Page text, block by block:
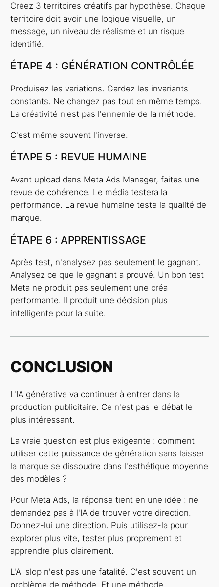
Créez 3 territoires créatifs par hypothèse. Chaque
territoire doit avoir une logique visuelle, un
message, un niveau de réalisme et un risque
identifié.
ÉTAPE 4 : GÉNÉRATION CONTRÔLÉE
Produisez les variations. Gardez les invariants
constants. Ne changez pas tout en même temps.
La créativité n'est pas l'ennemie de la méthode.
C'est même souvent l'inverse.
ÉTAPE 5 : REVUE HUMAINE
Avant upload dans Meta Ads Manager, faites une
revue de cohérence. Le média testera la
performance. La revue humaine teste la qualité de
marque.
ÉTAPE 6 : APPRENTISSAGE
Après test, n'analysez pas seulement le gagnant.
Analysez ce que le gagnant a prouvé. Un bon test
Meta ne produit pas seulement une créa
performante. Il produit une décision plus
intelligente pour la suite.
CONCLUSION
L'IA générative va continuer à entrer dans la
production publicitaire. Ce n'est pas le débat le
plus intéressant.
La vraie question est plus exigeante : comment
utiliser cette puissance de génération sans laisser
la marque se dissoudre dans l'esthétique moyenne
des modèles ?
Pour Meta Ads, la réponse tient en une idée : ne
demandez pas à l'IA de trouver votre direction.
Donnez-lui une direction. Puis utilisez-la pour
explorer plus vite, tester plus proprement et
apprendre plus clairement.
L'AI slop n'est pas une fatalité. C'est souvent un
problème de méthode. Et une méthode,